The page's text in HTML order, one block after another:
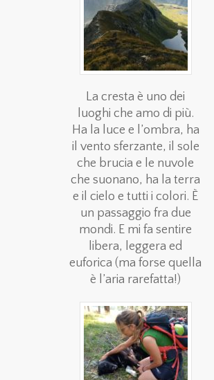
La cresta è uno dei
luoghi che amo di più.
Ha la luce e l’ombra, ha
il vento sferzante, il sole
che brucia e le nuvole
che suonano, ha la terra
e il cielo e tutti i colori. È
un passaggio fra due
mondi. E mi fa sentire
libera, leggera ed
euforica (ma forse quella
è l’aria rarefatta!)